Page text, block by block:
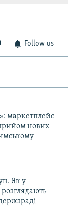
Follow us
маркетплейс
нових
Як у